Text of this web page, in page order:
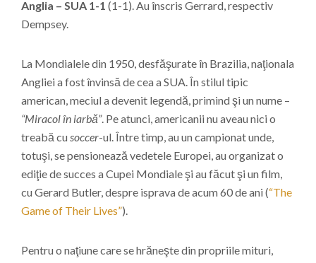
Anglia – SUA 1-1 (1-1). Au înscris Gerrard, respectiv
Dempsey.
La Mondialele din 1950, desfăşurate în Brazilia, naţionala
Angliei a fost învinsă de cea a SUA. În stilul tipic
american, meciul a devenit legendă, primind şi un nume –
“Miracol în iarbă”. Pe atunci, americanii nu aveau nici o
treabă cu soccer-ul. Între timp, au un campionat unde,
totuşi, se pensionează vedetele Europei, au organizat o
ediţie de succes a Cupei Mondiale şi au făcut şi un film,
cu Gerard Butler, despre isprava de acum 60 de ani (“The
Game of Their Lives”).
Pentru o naţiune care se hrăneşte din propriile mituri,